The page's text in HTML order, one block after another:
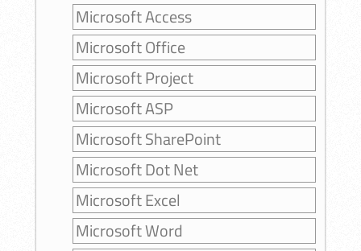
Microsoft Access
Microsoft Office
Microsoft Project
Microsoft ASP
Microsoft SharePoint
Microsoft Dot Net
Microsoft Excel
Microsoft Word